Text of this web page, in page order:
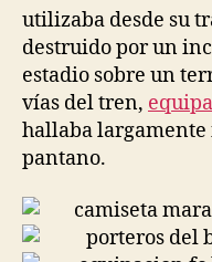
utilizaba desde su
destruido por un
estadio sobre un
vías del tren,
hallaba
pantano.